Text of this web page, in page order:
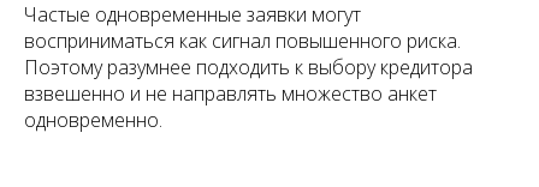
Частые одновременные заявки могут
восприниматься как сигнал повышенного риска.
Поэтому разумнее подходить к выбору кредитора
взвешенно и не направлять множество анкет
одновременно.